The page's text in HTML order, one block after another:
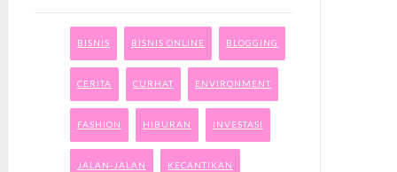
BISNIS BISNIS ONLINE BLOGGING
CERITA CURHAT ENVIRONMENT
FASHION HIBURAN INVESTASI
JALAN-JALAN KECANTIKAN